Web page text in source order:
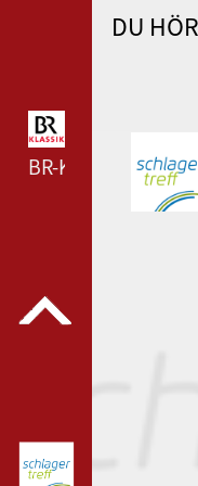
WDR 4 --- WDR 4
BR-KLASSIK --- BR-
DU